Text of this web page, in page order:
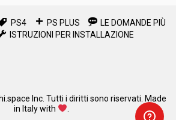
PS4 PS PLUS
LE DOMANDE PIÙ
ISTRUZIONI PER INSTALLAZIONE
Inc. Tutti i diritti sono riservati. Made
in Italy with